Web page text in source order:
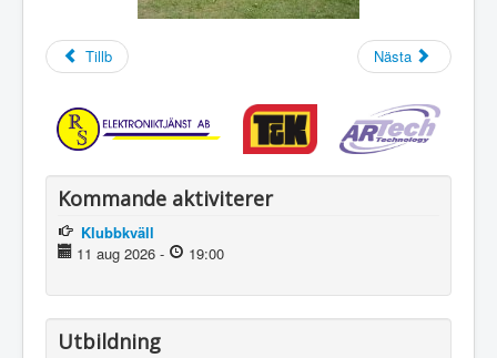
Tillb Nästa
Kommande aktiviterer
Klubbkväll
11 aug 2026 - 19:00
Utbildning